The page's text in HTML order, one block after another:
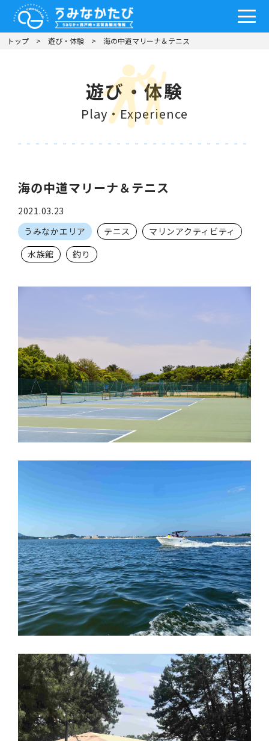
トップ 遊び・体験 海の中道マリーナ＆テニス
遊び・体験
Play・Experience
海の中道マリーナ＆テニス
2021.03.23
うみなかエリア
テニス
マリンアクティビティ
水族館
釣り